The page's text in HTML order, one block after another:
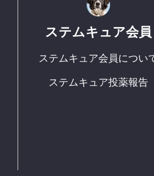
ステムキュア会員
ステムキュア会員につい
ステムキュア投薬報告